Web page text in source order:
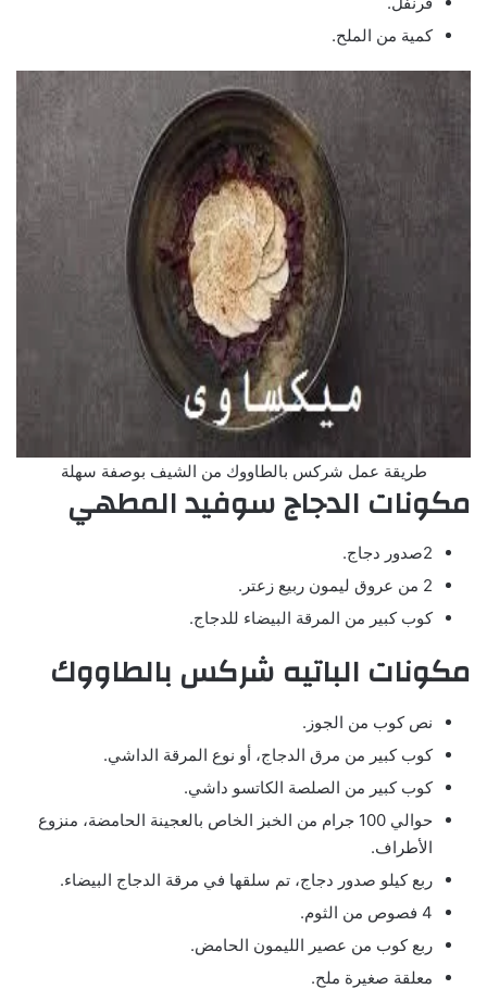
كمية من الملح.
طريقة عمل شركس بالطاووك من الشيف بوصفة سهلة
مكونات الدجاج سوفيد المطهي
2صدور دجاج.
2 من عروق ليمون ربيع زعتر.
كوب كبير من المرقة البيضاء للدجاج.
مكونات الباتيه شركس بالطاووك
نص كوب من الجوز.
كوب كبير من مرق الدجاج، أو نوع المرقة الداشي.
كوب كبير من الصلصة الكاتسو داشي.
حوالي 100 جرام من الخبز الخاص بالعجينة الحامضة، منزوع
الأطراف.
ربع كيلو صدور دجاج، تم سلقها في مرقة الدجاج البيضاء.
4 فصوص من الثوم.
ربع كوب من عصير الليمون الحامض.
معلقة صغيرة ملح.